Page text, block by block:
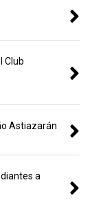
Club
Astiazarán
a